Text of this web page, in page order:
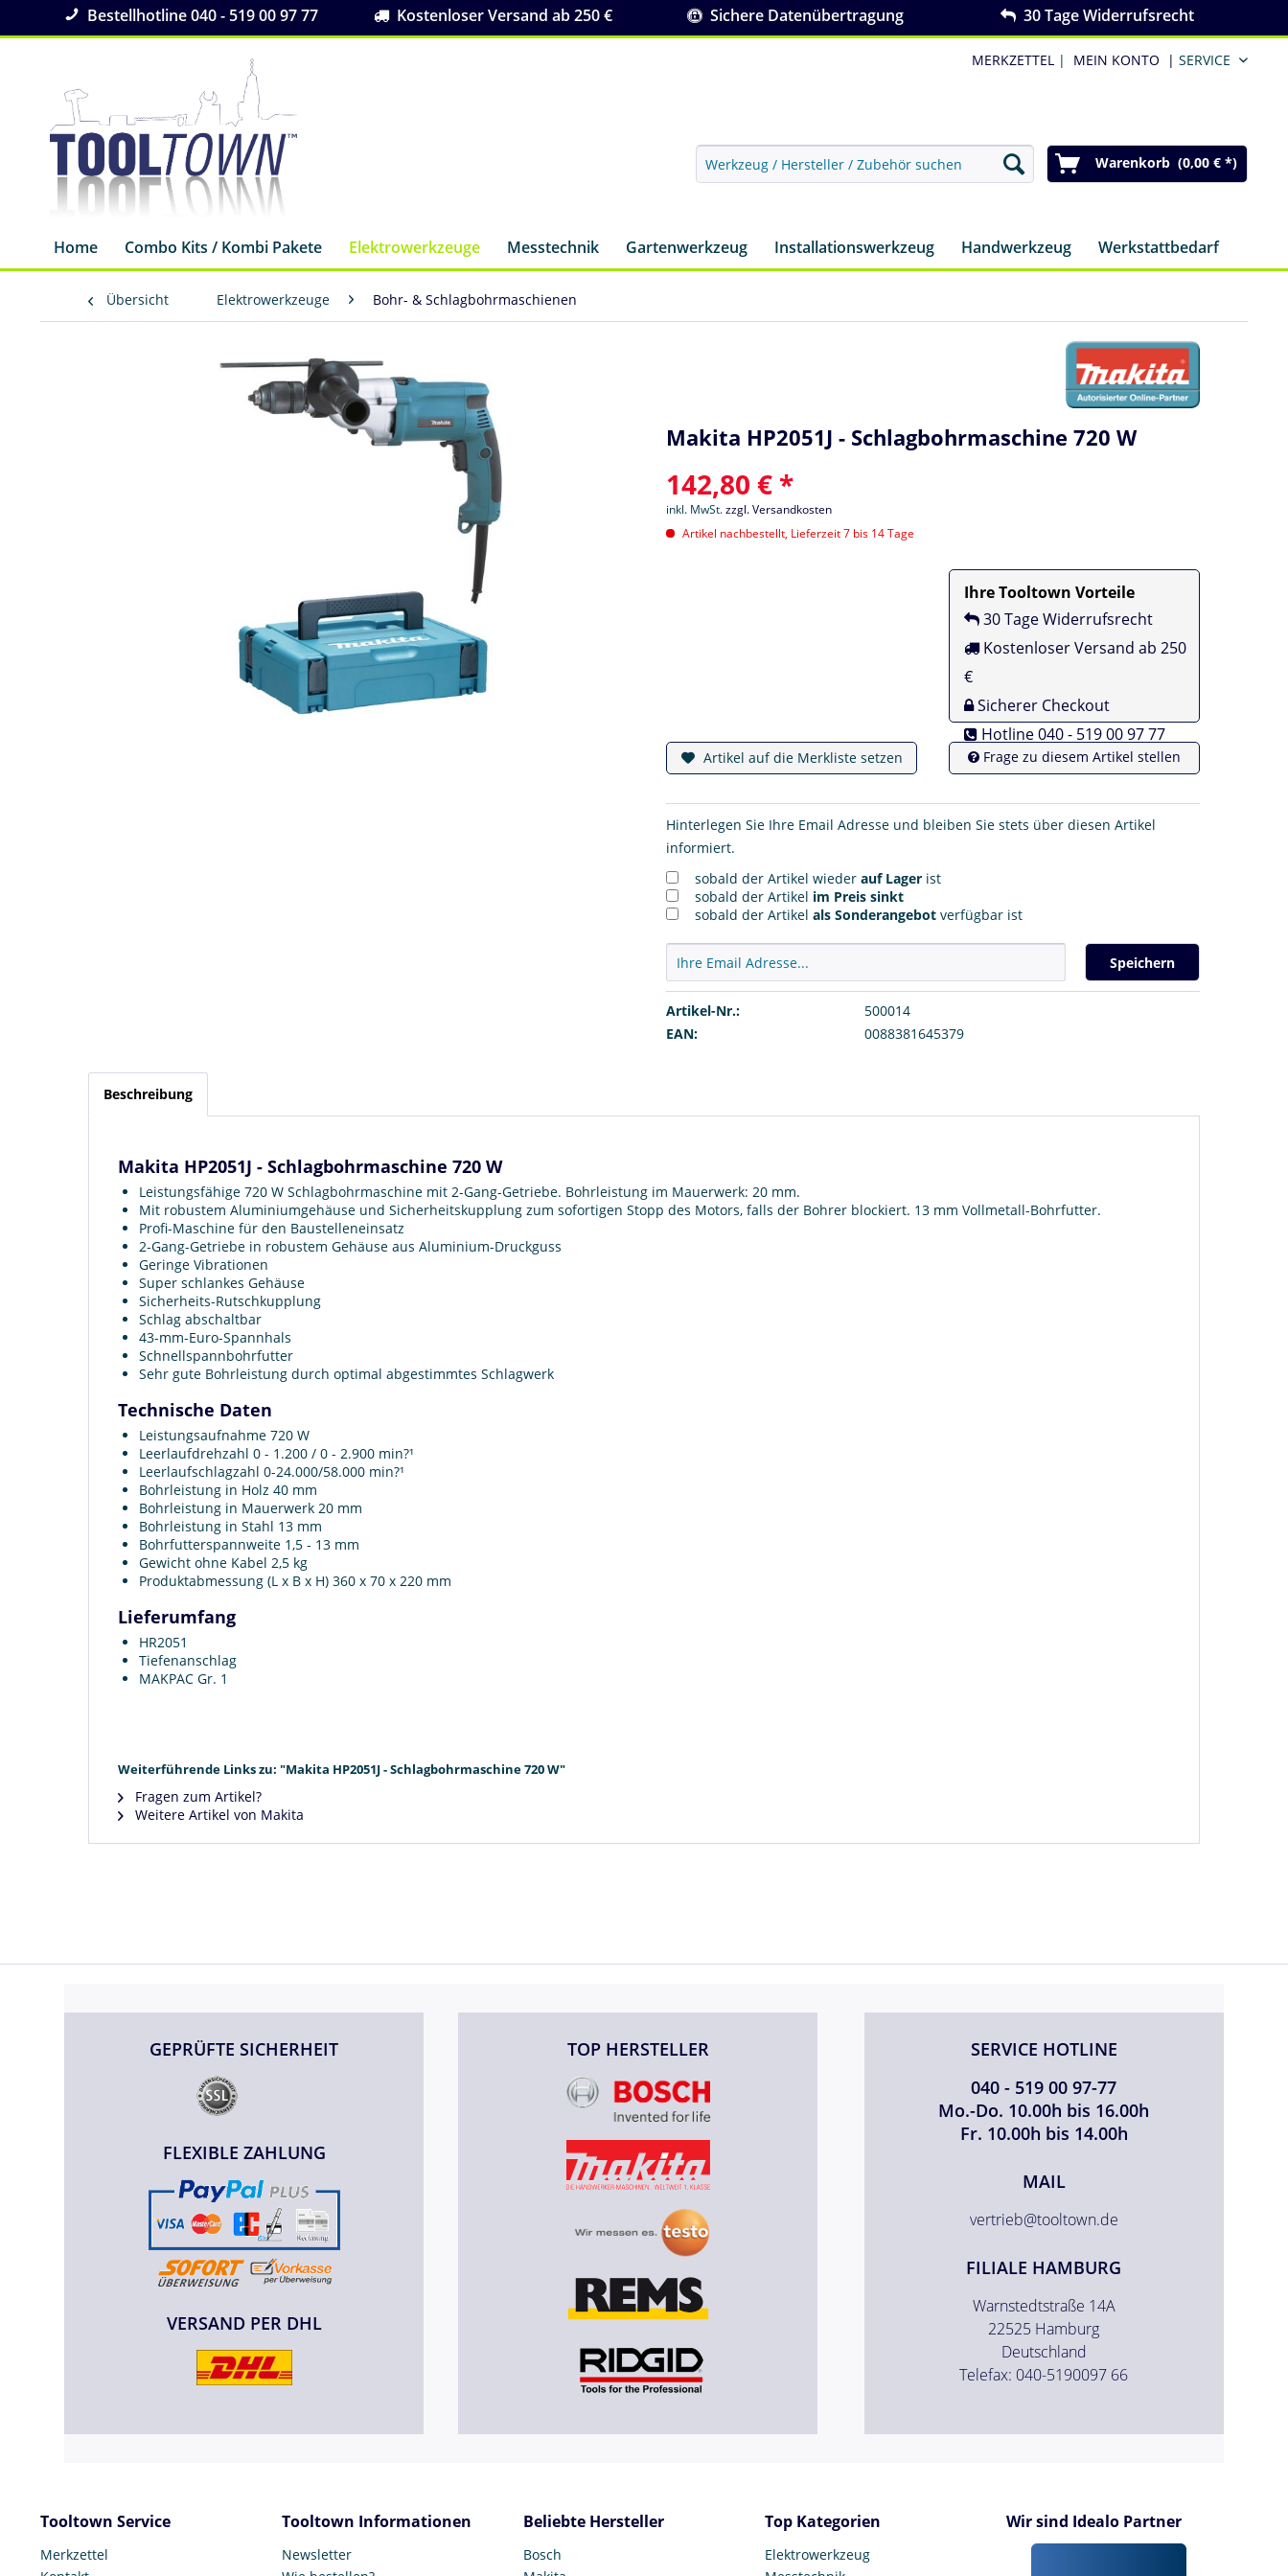
Bestellhotline 040 - 519 00 97 77 Kostenloser Versand ab 250 € Sichere Datenübertragung 30 Tage Widerrufsrecht
MERKZETTEL | MEIN KONTO | SERVICE
Warenkorb (0,00 € *)
Home Combo Kits / Kombi Pakete Elektrowerkzeuge Messtechnik Gartenwerkzeug Installationswerkzeug Handwerkzeug Werkstattbedarf
Übersicht Elektrowerkzeuge Bohr- & Schlagbohrmaschienen
Makita HP2051J - Schlagbohrmaschine 720 W
142,80 € *
inkl. MwSt.zzgl. Versandkosten
Artikel nachbestellt, Lieferzeit 7 bis 14 Tage
Ihre Tooltown Vorteile
30 Tage Widerrufsrecht
Kostenloser Versand ab 250
€
Sicherer Checkout
Hotline 040 - 519 00 97 77
Artikel auf die Merkliste setzen Frage zu diesem Artikel stellen
Hinterlegen Sie Ihre Email Adresse und bleiben Sie stets über diesen Artikel
informiert.
sobald der Artikel wiederauf Lager ist
sobald der Artikel im Preis sinkt
sobald der Artikelals Sonderangebot verfügbar ist
Speichern
Artikel-Nr.:
500014
EAN:
0088381645379
Beschreibung
Makita HP2051J - Schlagbohrmaschine 720 W
Leistungsfähige 720 W Schlagbohrmaschine mit 2-Gang-Getriebe. Bohrleistung im Mauerwerk: 20 mm.
Mit robustem Aluminiumgehäuse und Sicherheitskupplung zum sofortigen Stopp des Motors, falls der Bohrer blockiert. 13 mm Vollmetall-Bohrfutter.
Profi-Maschine für den Baustelleneinsatz
2-Gang-Getriebe in robustem Gehäuse aus Aluminium-Druckguss
Geringe Vibrationen
Super schlankes Gehäuse
Sicherheits-Rutschkupplung
Schlag abschaltbar
43-mm-Euro-Spannhals
Schnellspannbohrfutter
Sehr gute Bohrleistung durch optimal abgestimmtes Schlagwerk
Technische Daten
Leistungsaufnahme 720 W
Leerlaufdrehzahl 0 - 1.200 / 0 - 2.900 min?¹
Leerlaufschlagzahl 0-24.000/58.000 min?¹
Bohrleistung in Holz 40 mm
Bohrleistung in Mauerwerk 20 mm
Bohrleistung in Stahl 13 mm
Bohrfutterspannweite 1,5 - 13 mm
Gewicht ohne Kabel 2,5 kg
Produktabmessung (L x B x H) 360 x 70 x 220 mm
Lieferumfang
HR2051
Tiefenanschlag
MAKPAC Gr. 1
Weiterführende Links zu: "Makita HP2051J - Schlagbohrmaschine 720 W"
Fragen zum Artikel?
Weitere Artikel von Makita
GEPRÜFTE SICHERHEIT
FLEXIBLE ZAHLUNG
VERSAND PER DHL
TOP HERSTELLER
SERVICE HOTLINE
040 - 519 00 97-77
Mo.-Do. 10.00h bis 16.00h
Fr. 10.00h bis 14.00h
MAIL
vertrieb@tooltown.de
FILIALE HAMBURG
Warnstedtstraße 14A
22525 Hamburg
Deutschland
Telefax: 040-5190097 66
Tooltown Service
Merkzettel
Tooltown Informationen
Newsletter
Beliebte Hersteller
Bosch
Top Kategorien
Elektrowerkzeug
Wir sind Idealo Partner